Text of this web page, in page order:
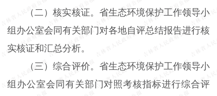
（二）核实核证。省生态环境保护工作领导小
组办公室会同有关部门对各地自评总结报告进行核
实核证和汇总分析。
（三）综合评价。省生态环境保护工作领导小
组办公室会同有关部门对照考核指标进行综合评